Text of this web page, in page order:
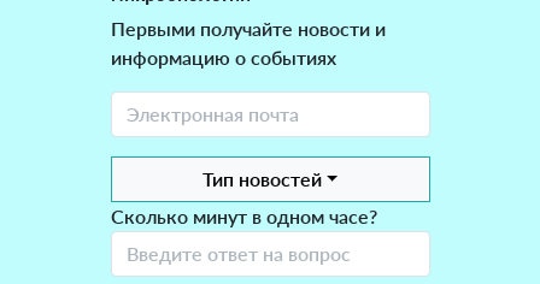
Первыми получайте новости и
информацию о событиях
Тип новостей
Сколько минут в одном часе?